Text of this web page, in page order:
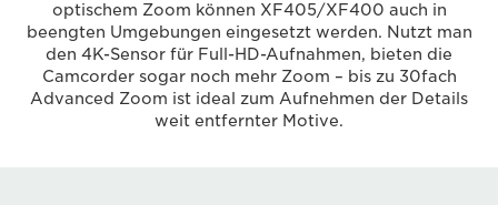
optischem Zoom können XF405/XF400 auch in
beengten Umgebungen eingesetzt werden. Nutzt man
den 4K-Sensor für Full-HD-Aufnahmen, bieten die
Camcorder sogar noch mehr Zoom – bis zu 30fach
Advanced Zoom ist ideal zum Aufnehmen der Details
weit entfernter Motive.